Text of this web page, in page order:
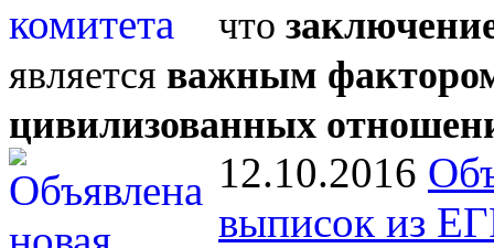
что
является важным
цивилизованных
12.10.2016
выписок из